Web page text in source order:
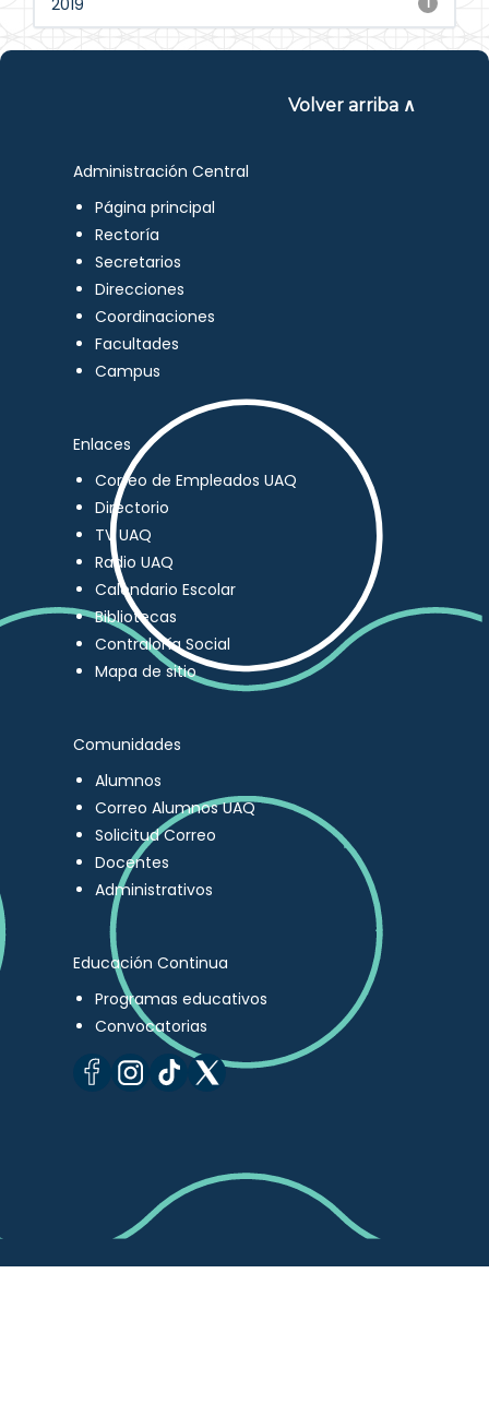
2019
Volver arriba ∧
Administración Central
Página principal
Rectoría
Secretarios
Direcciones
Coordinaciones
Facultades
Campus
Enlaces
Correo de Empleados UAQ
Directorio
TV UAQ
Radio UAQ
Calendario Escolar
Bibliotecas
Contraloría Social
Mapa de sitio
Comunidades
Alumnos
Correo Alumnos UAQ
Solicitud Correo
Docentes
Administrativos
Educación Continua
Programas educativos
Convocatorias